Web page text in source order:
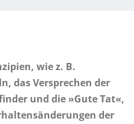
wie z. B.
das Versprechen der
und die »Gute Tat«,
der